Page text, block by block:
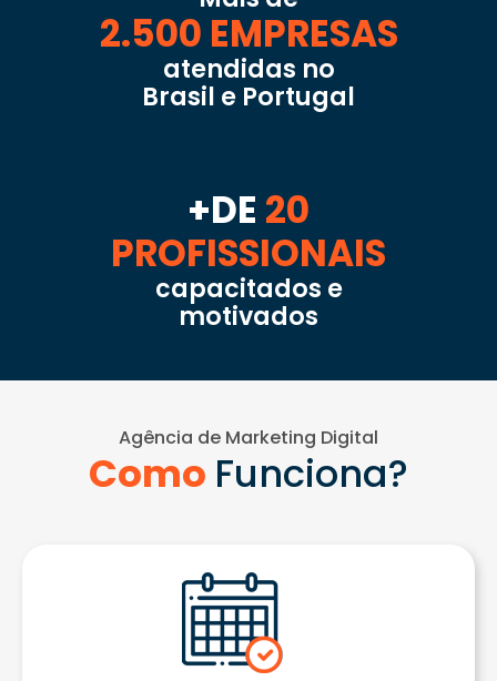
2.500 EMPRESAS
atendidas no
Brasil e Portugal
+DE 20
PROFISSIONAIS
capacitados e
motivados
Agência de Marketing Digital
Como Funciona?